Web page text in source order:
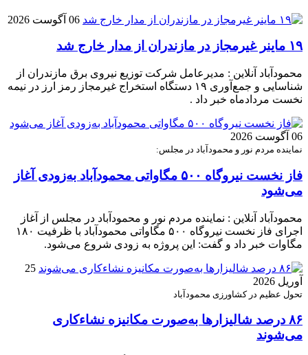
06 آگوست 2026
۱۹ ماینر غیرمجاز در مازندران از مدار خارج شد
محمودآباد آنلاین : مدیرعامل شرکت توزیع نیروی برق مازندران از
شناسایی و جمع‌آوری ۱۹ دستگاه استخراج غیرمجاز رمز ارز در نیمه
نخست مردادماه خبر داد .
06 آگوست 2026
نماینده مردم نور و محمودآباد در مجلس:
فاز نخست نیروگاه ۵۰۰ مگاواتی محمودآباد به‌زودی آغاز
می‌شود
محمودآباد آنلاین : نماینده مردم نور و محمودآباد در مجلس از آغاز
اجرای فاز نخست نیروگاه ۵۰۰ مگاواتی محمودآباد با ظرفیت ۱۸۰
مگاوات خبر داد و گفت: این پروژه به زودی شروع می‌شود.
25
آوریل 2026
تحول عظیم در کشاورزی محمودآباد
۸۶ درصد شالیزارها به‌صورت مکانیزه نشاءکاری
می‌شوند